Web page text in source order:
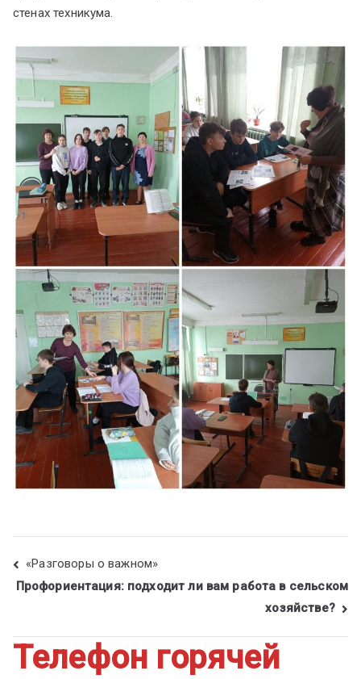
стенах техникума.
«Разговоры о важном»
Профориентация: подходит ли вам работа в сельском
хозяйстве?
Телефон горячей